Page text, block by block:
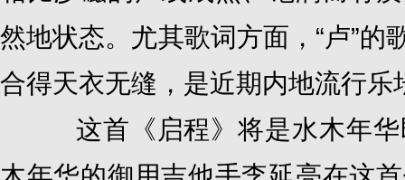
然地状态。尤其歌词方面，“卢”
合得天衣无缝，是近期内地流行乐
这首《启程》将是水木年华